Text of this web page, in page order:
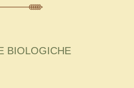
BIOLOGICHE